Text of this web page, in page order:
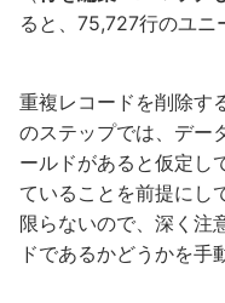
ると、75,727行のユニ
重複レコードを削除す
のステップでは、デー
ールドがあると仮定し
ていることを前提にし
限らないので、深く注
ドであるかどうかを手